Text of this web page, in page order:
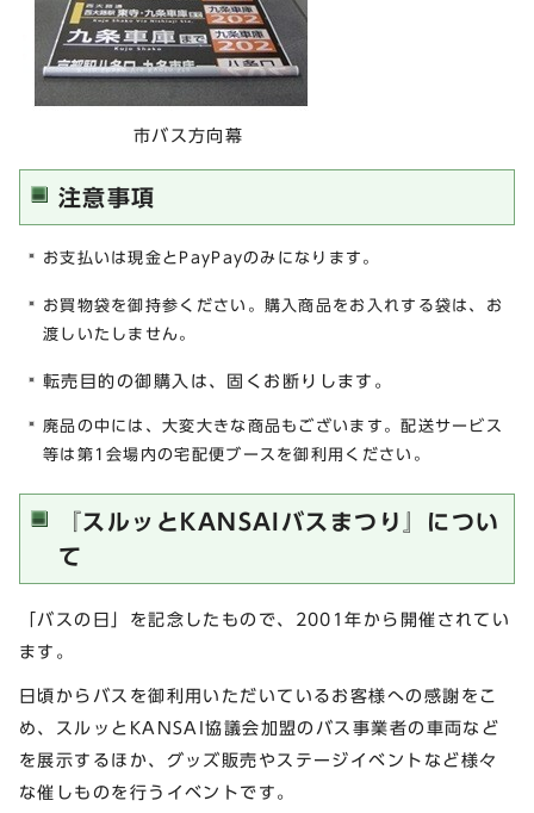
市バス方向幕
注意事項
お支払いは現金とPayPayのみになります。
お買物袋を御持参ください。購入商品をお入れする袋は、お
渡しいたしません。
転売目的の御購入は、固くお断りします。
廃品の中には、大変大きな商品もございます。配送サービス
等は第1会場内の宅配便ブースを御利用ください。
『スルッとKANSAIバスまつり』につい
て
「バスの日」を記念したもので、2001年から開催されてい
ます。
日頃からバスを御利用いただいているお客様への感謝をこ
め、スルッとKANSAI協議会加盟のバス事業者の車両など
を展示するほか、グッズ販売やステージイベントなど様々
な催しものを行うイベントです。